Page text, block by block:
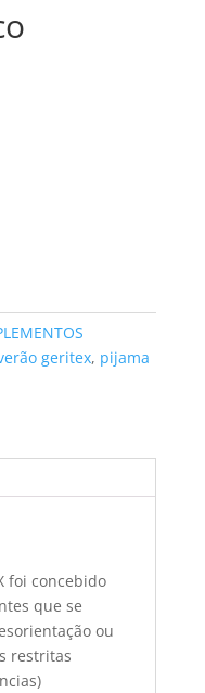
geritex, pijama
foi concebido
que se
ou
restritas